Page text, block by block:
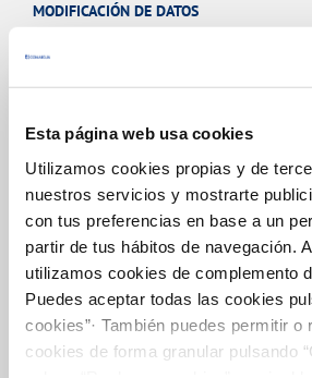
Esta página web usa cookies
Utilizamos cookies propias y de
nuestros servicios y mostrarte
con tus preferencias en base a un
partir de tus hábitos de navegación.
utilizamos cookies de complemento
Puedes aceptar todas las cookies
cookies”· También puedes permitir o
cookies de forma granular pulsando
MODIFICACIÓN DE DATOS
Tu Servicio
FACTURAS Y PRECIOS
ATENCIÓN AL CLIENTE